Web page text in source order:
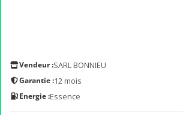
Vendeur :SARL BONNIEU
Garantie :12 mois
Energie :Essence